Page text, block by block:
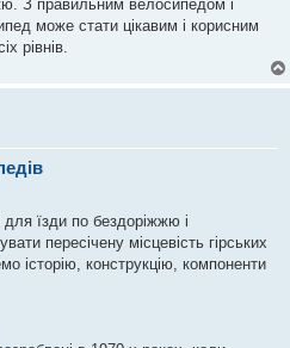
З правильним велосипедом і
може стати цікавим і корисним
рівнів.
для їзди по бездоріжжю і
пересічену місцевість гірських
історію, конструкцію, компоненти